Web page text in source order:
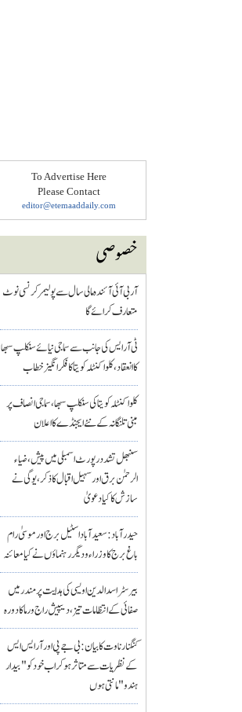
To Advertise Here
Please Contact
editor@etemaaddaily.com
خصوصی
آر بی آئی آئندہ مالی سال سے پولیمر کرنسی نوٹ
متعارف کرائے گا
ٹی آر ایس کی جانب سے سماجی نیائے سنکلپ سبھا
کا انعقاد، کلواکنٹلہ کویتا کا فکر انگیز خطاب
کلواکنٹلہ کویتا کی سنکلپ سبھا، سماجی انصاف پر
مبنی تلنگانہ کے نئے ایجنڈے کا اعلان
سنبھل تشدد رپورٹ اسمبلی میں پیش، ضیاء
الرحمٰن برق اور سہیل اقبال کا ذکر، یوگی نے
سازش کا کیا دعویٰ
حیدرآباد: سعیدآباد اسٹیل برج اور موسیٰ رام
باغ برج کا وزراء و دیگر رہنماؤں نے کیا معائنہ
بیرسٹر اسدالدین اویسی کی ہدایت پر مندر میں
صفائی کے انتظامات تیز، دیپیش راج ورما کا دورہ
کنگنا رناوت کا بیان: بی جے پی اور آر ایس ایس
کے نظریات سے متاثر ہو کر اب خود کو "بیدار
ہندو" مانتی ہوں